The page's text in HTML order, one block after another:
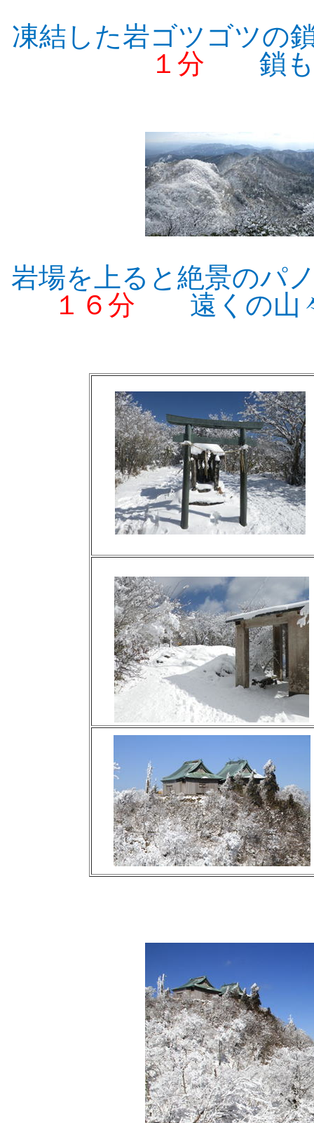
凍結した岩ゴツゴツの
１分 鎖
岩場を上ると絶景の
１６分 遠くの山